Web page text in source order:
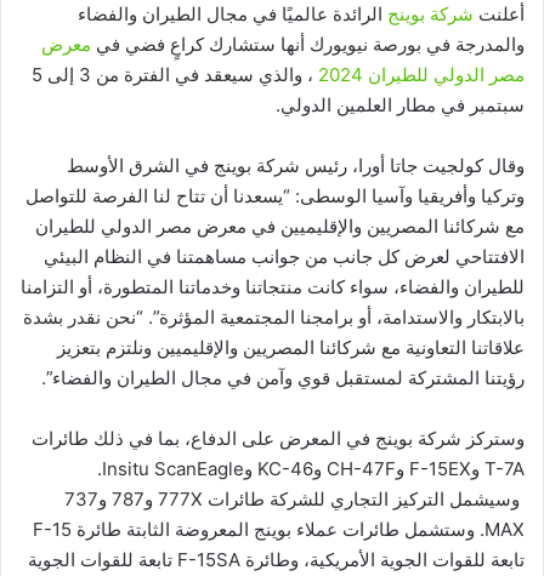
أعلنت شركة بوينج الرائدة عالميًا في مجال الطيران والفضاء
والمدرجة في بورصة نيويورك أنها ستشارك كراعٍ فضي في معرض
مصر الدولي للطيران 2024
، والذي سيعقد في الفترة من 3 إلى 5
سبتمبر في مطار العلمين الدولي.
وقال كولجيت جاتا أورا، رئيس شركة بوينج في الشرق الأوسط
وتركيا وأفريقيا وآسيا الوسطى: “يسعدنا أن تتاح لنا الفرصة للتواصل
مع شركائنا المصريين والإقليميين في معرض مصر الدولي للطيران
الافتتاحي لعرض كل جانب من جوانب مساهمتنا في النظام البيئي
للطيران والفضاء، سواء كانت منتجاتنا وخدماتنا المتطورة، أو التزامنا
بالابتكار والاستدامة، أو برامجنا المجتمعية المؤثرة”. “نحن نقدر بشدة
علاقاتنا التعاونية مع شركائنا المصريين والإقليميين ونلتزم بتعزيز
رؤيتنا المشتركة لمستقبل قوي وآمن في مجال الطيران والفضاء”.
وستركز شركة بوينج في المعرض على الدفاع، بما في ذلك طائرات
T-7A وF-15EX وCH-47F وKC-46 وInsitu ScanEagle.
وسيشمل التركيز التجاري للشركة طائرات 777X و787 و737
MAX. وستشمل طائرات عملاء بوينج المعروضة الثابتة طائرة F-15
تابعة للقوات الجوية الأمريكية، وطائرة F-15SA تابعة للقوات الجوية